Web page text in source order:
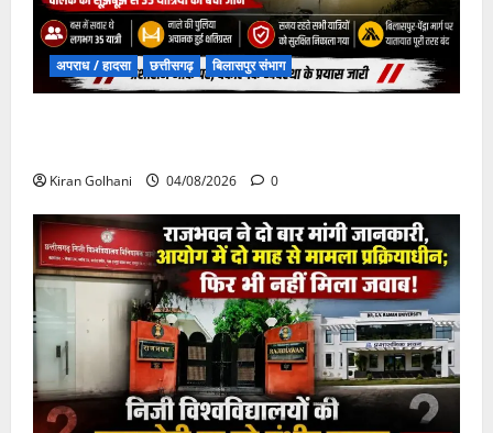
अपराध / हादसा छत्तीसगढ़ बिलासपुर संभाग
Kiran Golhani 04/08/2026 0